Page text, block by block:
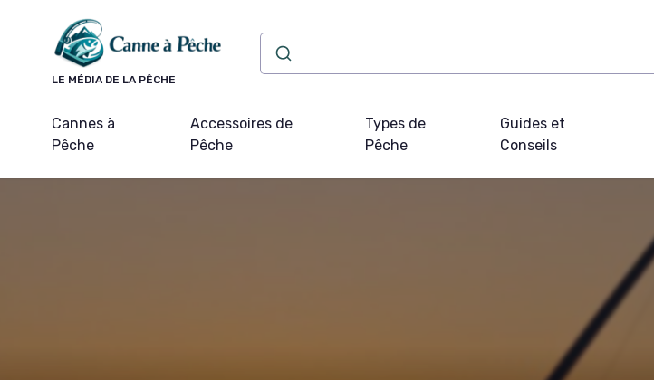
LE MÉDIA DE LA PÊCHE
Cannes à
Pêche
Accessoires de
Pêche
Types de
Pêche
Guides et
Conseils